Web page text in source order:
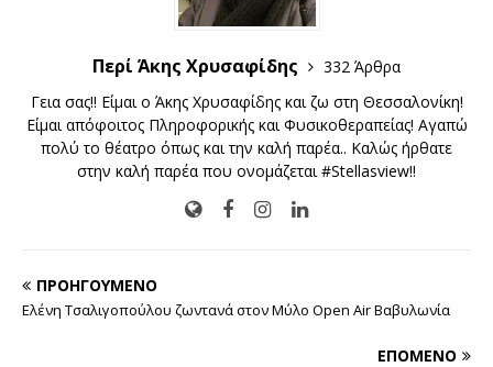
Περί Άκης Χρυσαφίδης
332 Άρθρα
Γεια σας!! Είμαι ο Άκης Χρυσαφίδης και ζω στη Θεσσαλονίκη!
Είμαι απόφοιτος Πληροφορικής και Φυσικοθεραπείας! Αγαπώ
πολύ το θέατρο όπως και την καλή παρέα.. Καλώς ήρθατε
στην καλή παρέα που ονομάζεται #Stellasview!!
ΠΡΟΗΓΟΎΜΕΝΟ
Ελένη Τσαλιγοπούλου ζωντανά στον Μύλο Open Air Βαβυλωνία
ΕΠΌΜΕΝΟ